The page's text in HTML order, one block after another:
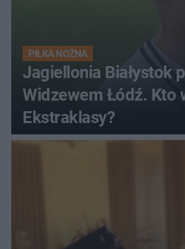
PIŁKA NOŻNA
Jagiellonia Białystok
Widzewem Łódź. Kto
Ekstraklasy?